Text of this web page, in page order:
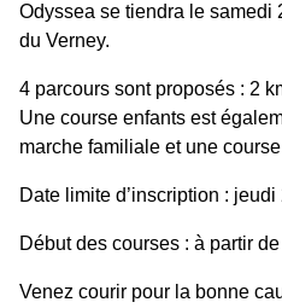
Odyssea se tiendra le samedi
du Verney.
4 parcours sont proposés : 2
Une course enfants est
marche familiale et une
Date limite d’inscription :
Début des courses : à partir
Venez courir pour la bonne